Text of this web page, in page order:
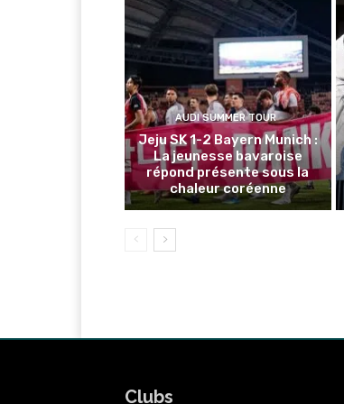
AUDI SUMMER TOUR
Jeju SK 1-2 Bayern Munich :
La jeunesse bavaroise
répond présente sous la
chaleur coréenne
Clubs